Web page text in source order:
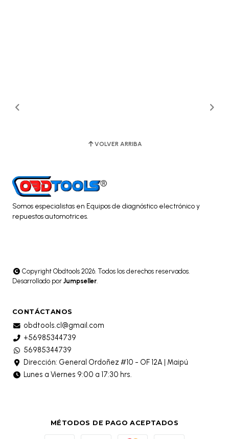
VOLVER ARRIBA
Somos especialistas en Equipos de diagnóstico electrónico y
repuestos automotrices.
Copyright Obdtools 2026. Todos los derechos reservados.
Desarrollado por Jumpseller.
CONTÁCTANOS
obdtools.cl@gmail.com
+56985344739
56985344739
Dirección: General Ordoñez #10 - OF 12A | Maipú
Lunes a Viernes 9:00 a 17:30 hrs.
MÉTODOS DE PAGO ACEPTADOS